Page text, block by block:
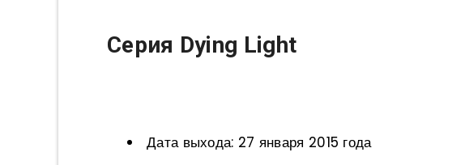
Серия Dying Light
Дата выхода: 27 января 2015 года